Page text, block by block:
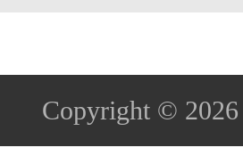
Copyright ©